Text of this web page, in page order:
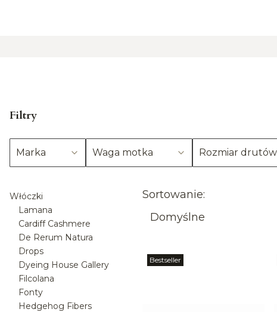
Filtry
Marka Waga motka Rozmiar drutów
Włóczki
Lamana
Cardiff Cashmere
De Rerum Natura
Drops
Dyeing House Gallery
Filcolana
Fonty
Hedgehog Fibers
Lista
Sortowanie:
Domyślne
Bestseller